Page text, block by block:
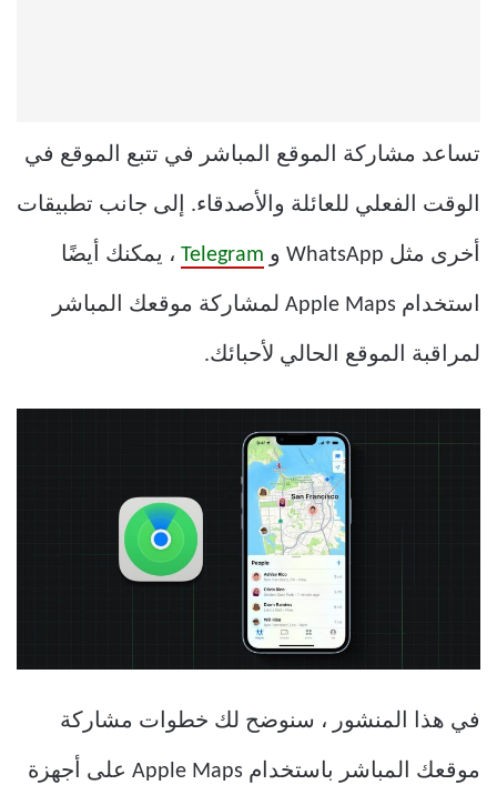
تساعد مشاركة الموقع المباشر في تتبع الموقع في
الوقت الفعلي للعائلة والأصدقاء. إلى جانب تطبيقات
أخرى مثل WhatsApp و Telegram ، يمكنك أيضًا
استخدام Apple Maps لمشاركة موقعك المباشر
لمراقبة الموقع الحالي لأحبائك.
في هذا المنشور ، سنوضح لك خطوات مشاركة
موقعك المباشر باستخدام Apple Maps على أجهزة